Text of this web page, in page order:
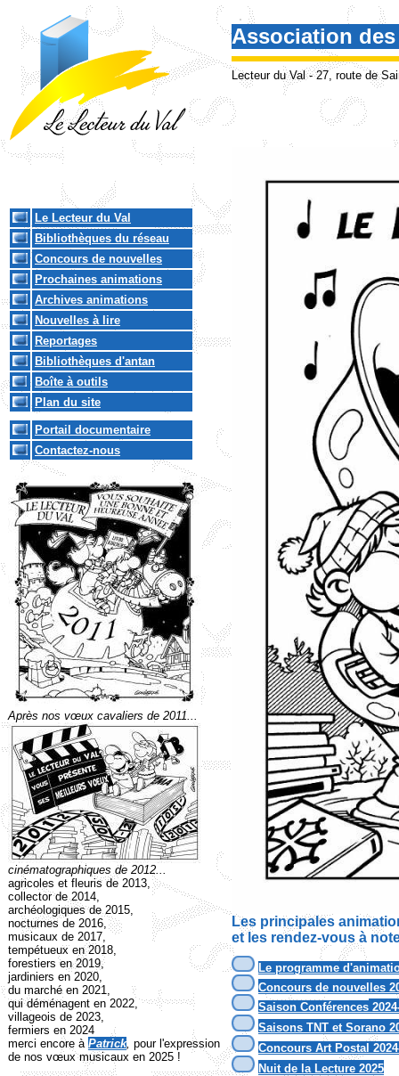
.
Association
Lecteur du Val - 27, route de
Le Lecteur du Val
Bibliothèques du réseau
Concours de nouvelles
Prochaines animations
Archives animations
Nouvelles à lire
Reportages
Bibliothèques d'antan
Boîte à outils
Plan du site
Portail documentaire
Contactez-nous
Après nos vœux cavaliers de 2011...
cinématographiques de 2012...
agricoles et fleuris de 2013,
collector de 2014,
archéologiques de 2015,
nocturnes de 2016,
musicaux de 2017,
tempétueux en 2018,
forestiers en 2019,
jardiniers en 2020,
du marché en 2021,
qui déménagent en 2022,
villageois de 2023,
fermiers en 2024
merci encore à Patrick, pour l'expression
de nos vœux musicaux en 2025 !
Les principales
et les rendez-vous à
.
Le programme
Concours de nouvelles
Saison Conférences
Saisons TNT et Sorano 2
Concours Art Postal
Nuit de la Lecture 2025